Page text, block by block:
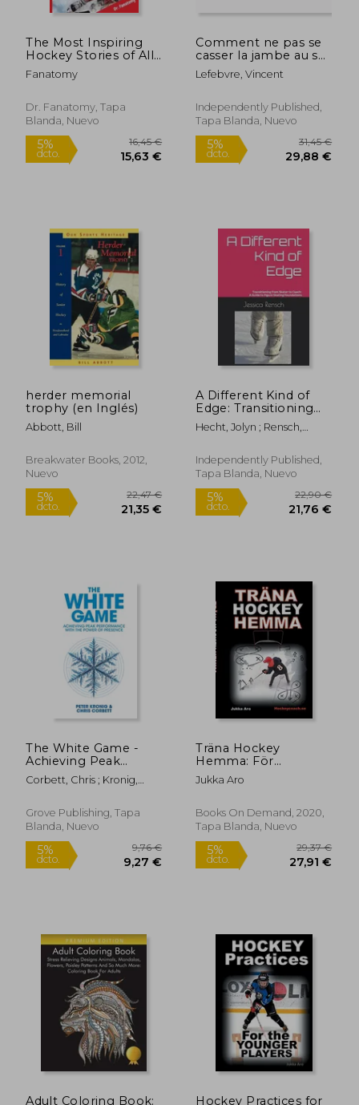
5%
dcto. 34,66 € dcto.
The Most Inspiring
Hockey Stories of All
Time For Young
Canadians: 30+
Hockey Trivia, and a
Quiz Chapter for
(en Inglés)
Fanatomy
Dr. Fanatomy, Tapa
Blanda, Nuevo
Comment ne pas se
casser la jambe au ski
?: Découvrez les
secrets pour
toute sécurité avec
notre guide complet
Francés)
Lefebvre, Vincent
Independently Published,
Tapa Blanda, Nuevo
5%
dcto.
herder memorial
trophy (en Inglés)
Abbott, Bill
Breakwater Books, 2012,
Nuevo
5%
A Different Kind of
Edge: Transitioning
from Skater to
Coach: A Guide to
Foundations (en
Inglés)
Hecht, Jolyn ; Rensch,
Independently Published,
Tapa Blanda, Nuevo
5%
The White Game -
Achieving Peak
Performance With
The Power Of
Corbett, Chris ; Kronig,
Grove Publishing, Tapa
Blanda, Nuevo
Träna Hockey
Hemma: För
Hockeyspelare och
Föräldrar (en Sueco)
Jukka Aro
Books On Demand, 2020,
Tapa Blanda, Nuevo
Adult Coloring Book: Hockey Practices for